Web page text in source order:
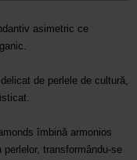
asimetric ce
de perlele de cultură,
îmbină armonios
transformându-se